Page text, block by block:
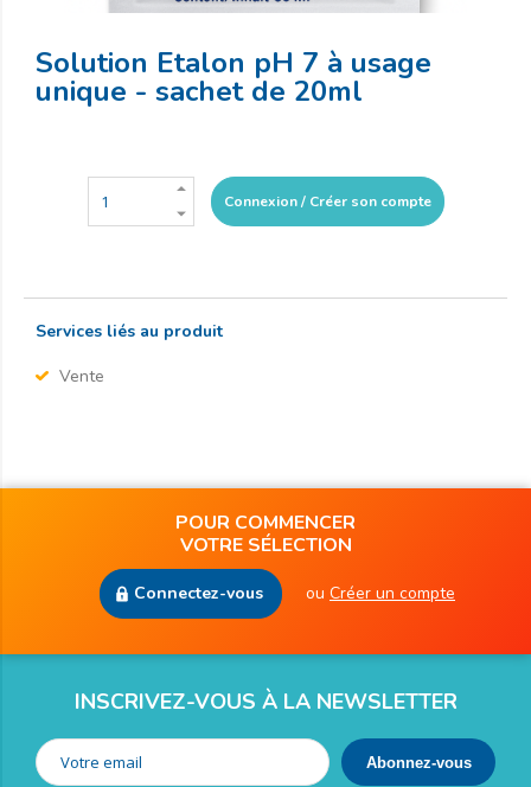
Solution Etalon pH 7 à usage
unique - sachet de 20ml
Connexion / Créer son compte
Services liés au produit
Vente
POUR COMMENCER
VOTRE SÉLECTION
Connectez-vous ou Créer un compte
INSCRIVEZ-VOUS À LA NEWSLETTER